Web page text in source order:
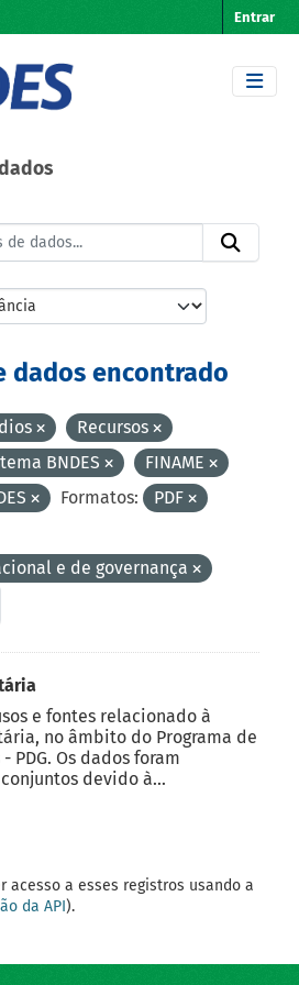
Entrar
dados encontrado
Recursos
BNDES
FINAME
Formatos:
PDF
e de governança
e fontes relacionado à
no âmbito do Programa de
PDG. Os dados foram
devido à...
acesso a esses registros usando a
da API).